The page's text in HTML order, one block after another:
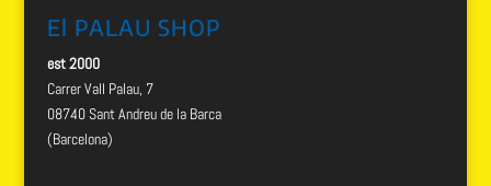
El PALAU SHOP
est 2000
Carrer Vall Palau, 7
08740 Sant Andreu de la Barca
(Barcelona)